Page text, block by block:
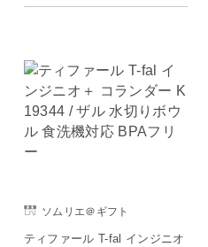
ソムリエ＠ギフト
ティファール T-fal インジニオ